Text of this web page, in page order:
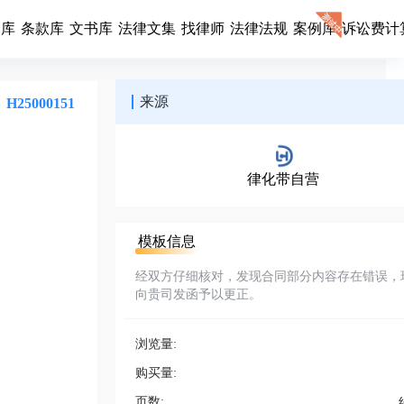
条款库 文书库 法律文集 找律师 法律法规 案例库 诉讼费计
H25000151 来源
律化带自营
模板信息
经双方仔细核对，发现合同部分内容存在错误，
向贵司发函予以更正。
浏览量:
购买量: